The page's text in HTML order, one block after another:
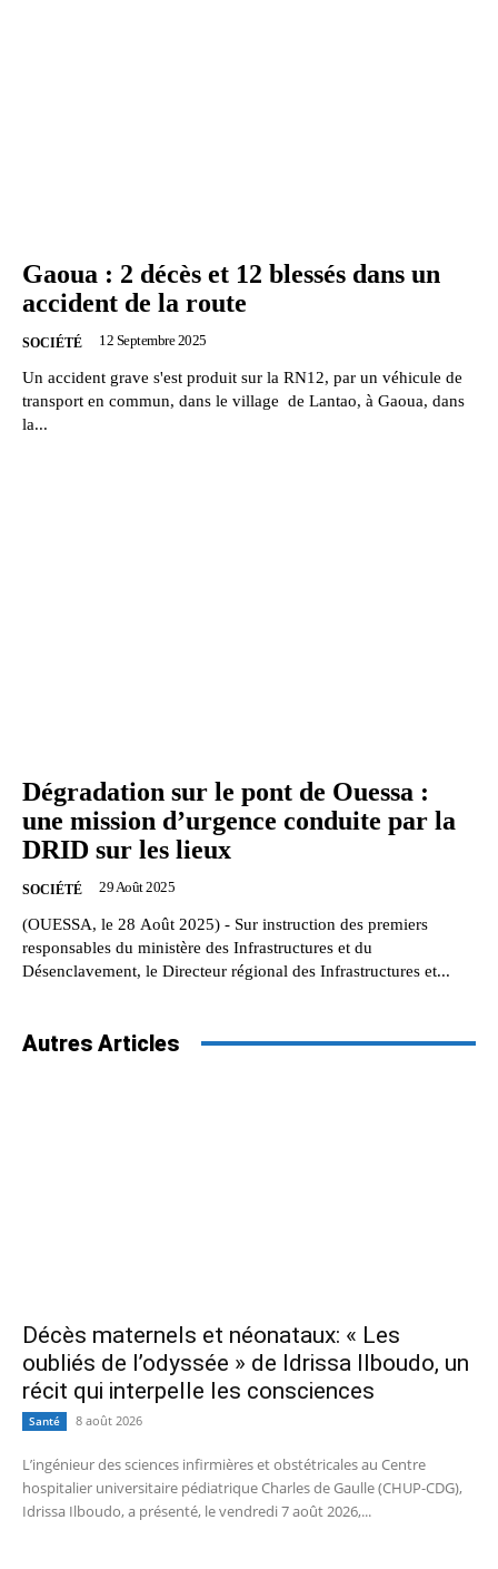
Gaoua : 2 décès et 12 blessés dans un
accident de la route
SOCIÉTÉ 12 Septembre 2025
Un accident grave s'est produit sur la RN12, par un véhicule de
transport en commun, dans le village de Lantao, à Gaoua, dans
la...
Dégradation sur le pont de Ouessa :
une mission d’urgence conduite par la
DRID sur les lieux
SOCIÉTÉ 29 Août 2025
(OUESSA, le 28 Août 2025) - Sur instruction des premiers
responsables du ministère des Infrastructures et du
Désenclavement, le Directeur régional des Infrastructures et...
Autres Articles
Décès maternels et néonataux: « Les
oubliés de l’odyssée » de Idrissa Ilboudo, un
récit qui interpelle les consciences
Santé 8 août 2026
L’ingénieur des sciences infirmières et obstétricales au Centre
hospitalier universitaire pédiatrique Charles de Gaulle (CHUP-CDG),
Idrissa Ilboudo, a présenté, le vendredi 7 août 2026,...